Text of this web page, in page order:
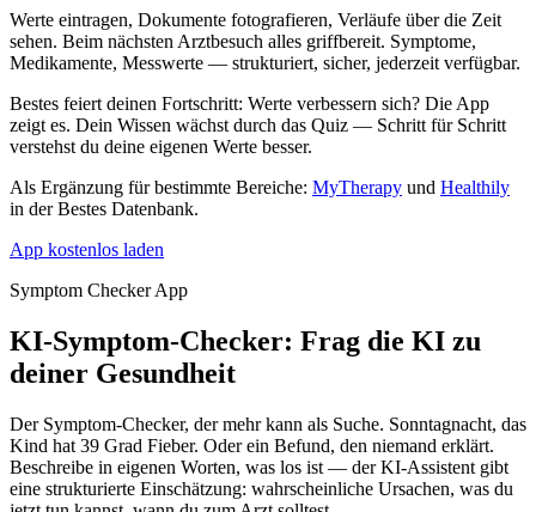
Werte eintragen, Dokumente fotografieren, Verläufe über die Zeit
sehen. Beim nächsten Arztbesuch alles griffbereit. Symptome,
Medikamente, Messwerte — strukturiert, sicher, jederzeit verfügbar.
Bestes feiert deinen Fortschritt: Werte verbessern sich? Die App
zeigt es. Dein Wissen wächst durch das Quiz — Schritt für Schritt
verstehst du deine eigenen Werte besser.
Als Ergänzung für bestimmte Bereiche: MyTherapy und Healthily
in der Bestes Datenbank.
App kostenlos laden
Symptom Checker App
KI-Symptom-Checker: Frag die KI zu
deiner Gesundheit
Der Symptom-Checker, der mehr kann als Suche. Sonntagnacht, das
Kind hat 39 Grad Fieber. Oder ein Befund, den niemand erklärt.
Beschreibe in eigenen Worten, was los ist — der KI-Assistent gibt
eine strukturierte Einschätzung: wahrscheinliche Ursachen, was du